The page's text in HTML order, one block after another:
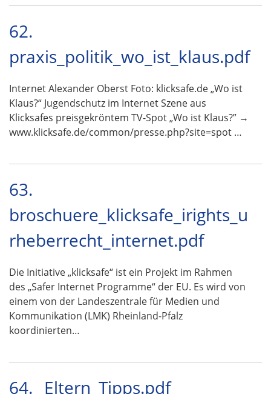
62.
praxis_politik_wo_ist_klaus.pdf
Internet Alexander Oberst Foto: klicksafe.de „Wo ist
Klaus?“ Jugendschutz im Internet Szene aus
Klicksafes preisgekröntem TV-Spot „Wo ist Klaus?” →
www.klicksafe.de/common/presse.php?site=spot …
63.
broschuere_klicksafe_irights_u
rheberrecht_internet.pdf
Die Initiative „klicksafe“ ist ein Projekt im Rahmen
des „Safer Internet Programme“ der EU. Es wird von
einem von der Landeszentrale für Medien und
Kommunikation (LMK) Rheinland-Pfalz
koordinierten…
64. Eltern_Tipps.pdf